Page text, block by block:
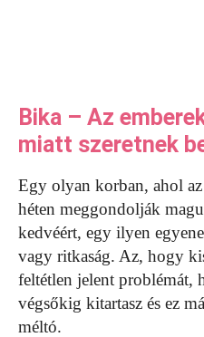
Bika – Az
miatt szeretnek
Egy olyan korban, ahol
héten meggondolják
kedvéért, egy ilyen
vagy ritkaság. Az, hogy
feltétlen jelent problémát,
végsőkig kitartasz és ez
méltó.